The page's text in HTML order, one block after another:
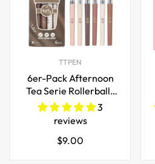
TTPEN
6er-Pack Afternoon
Tea Serie Rollerball-
Stifte 0,5 mm
Schwarze Tinte
3
reviews
Regulärer
$9.00